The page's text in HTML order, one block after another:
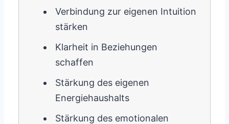
Verbindung zur eigenen Intuition
stärken
Klarheit in Beziehungen
schaffen
Stärkung des eigenen
Energiehaushalts
Stärkung des emotionalen